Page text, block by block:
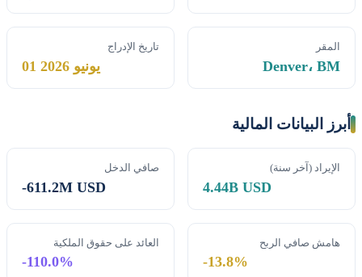
المقر
Denver، BM
تاريخ الإدراج
01 يونيو 2026
أبرز البيانات المالية
الإيراد (آخر سنة)
4.44B USD
صافي الدخل
-611.2M USD
هامش صافي الربح
-13.8%
العائد على حقوق الملكية
-110.0%